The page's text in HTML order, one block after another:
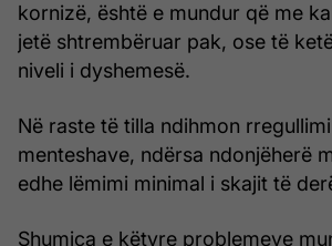
kornizë, është e mundur që me
jetë shtrembëruar pak, ose të
niveli i dyshemesë.
Në raste të tilla ndihmon
menteshave, ndërsa ndonjëherë
edhe lëmimi minimal i skajit të
Shumica e këtyre problemeve